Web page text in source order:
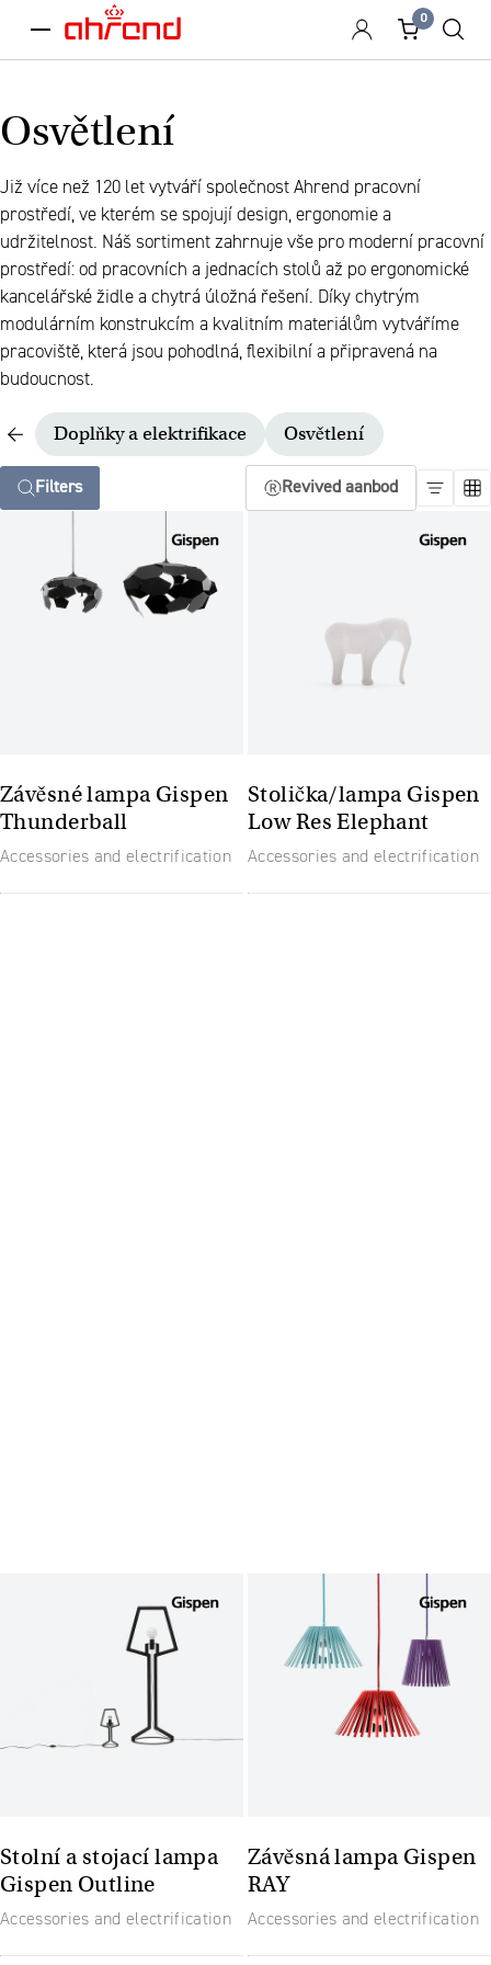
menu
0
Osvětlení
Již více než 120 let vytváří společnost Ahrend pracovní
prostředí, ve kterém se spojují design, ergonomie a
udržitelnost. Náš sortiment zahrnuje vše pro moderní pracovní
prostředí: od pracovních a jednacích stolů až po ergonomické
kancelářské židle a chytrá úložná řešení. Díky chytrým
modulárním konstrukcím a kvalitním materiálům vytváříme
pracoviště, která jsou pohodlná, flexibilní a připravená na
budoucnost.
Doplňky a elektrifikace Osvětlení
Filters Revived aanbod
Závěsné lampa Gispen
Thunderball
Accessories and electrification
Stolička/lampa Gispen
Low Res Elephant
Accessories and electrification
Stolní a stojací lampa
Gispen Outline
Accessories and electrification
Závěsná lampa Gispen
RAY
Accessories and electrification